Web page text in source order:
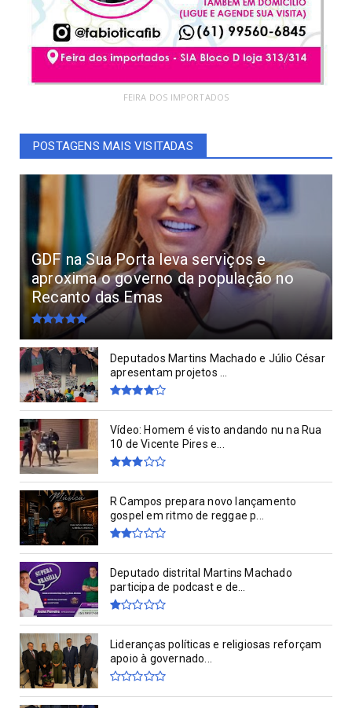
FEIRA DOS IMPORTADOS
POSTAGENS MAIS VISITADAS
GDF na Sua Porta leva serviços e
aproxima o governo da população no
Recanto das Emas
Deputados Martins Machado e Júlio César
apresentam projetos ...
Vídeo: Homem é visto andando nu na Rua
10 de Vicente Pires e...
R Campos prepara novo lançamento
gospel em ritmo de reggae p...
Deputado distrital Martins Machado
participa de podcast e de...
Lideranças políticas e religiosas reforçam
apoio à governado...